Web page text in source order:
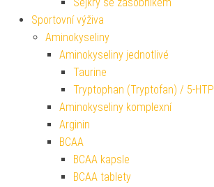
Sportovní výživa
Aminokyseliny
Aminokyseliny jednotlivé
Taurine
Tryptophan (Tryptofan) / 5-HTP
Aminokyseliny komplexní
Arginin
BCAA
BCAA kapsle
BCAA tablety